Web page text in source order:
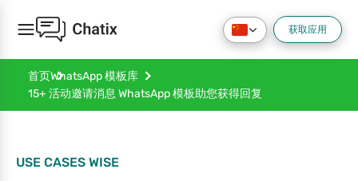
获取应用
首页WhatsApp 模板库
15+ 活动邀请消息 WhatsApp 模板助您获得回复
USE CASES WISE